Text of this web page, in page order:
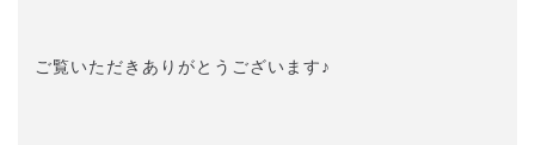
ご覧いただきありがとうございます♪